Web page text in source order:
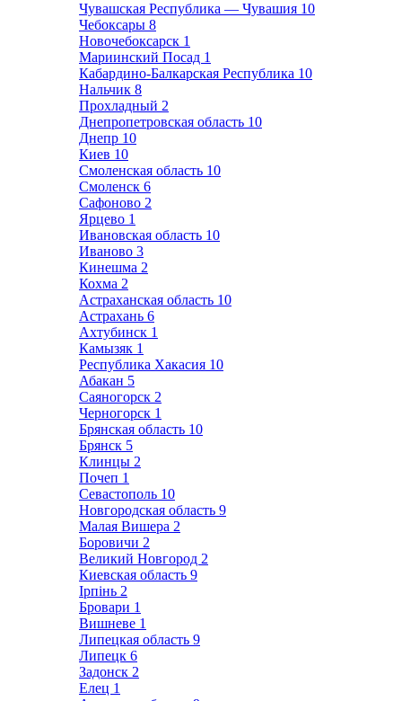
Чувашская Республика — Чувашия 10
Чебоксары 8
Новочебоксарск 1
Мариинский Посад 1
Кабардино-Балкарская Республика 10
Нальчик 8
Прохладный 2
Днепропетровская область 10
Днепр 10
Киев 10
Смоленская область 10
Смоленск 6
Сафоново 2
Ярцево 1
Ивановская область 10
Иваново 3
Кинешма 2
Кохма 2
Астраханская область 10
Астрахань 6
Ахтубинск 1
Камызяк 1
Республика Хакасия 10
Абакан 5
Саяногорск 2
Черногорск 1
Брянская область 10
Брянск 5
Клинцы 2
Почеп 1
Севастополь 10
Новгородская область 9
Малая Вишера 2
Боровичи 2
Великий Новгород 2
Киевская область 9
Ірпінь 2
Бровари 1
Вишневе 1
Липецкая область 9
Липецк 6
Задонск 2
Елец 1